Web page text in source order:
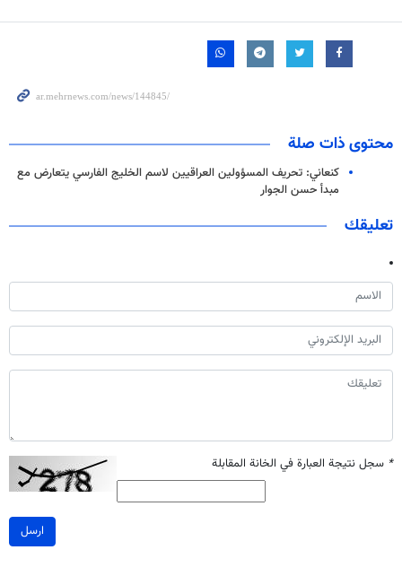
محتوى ذات صلة
كنعاني: تحريف المسؤولين العراقيين لاسم الخليج الفارسي يتعارض مع
مبدأ حسن الجوار
تعليقك
* سجل نتيجة العبارة في الخانة المقابلة
ارسل